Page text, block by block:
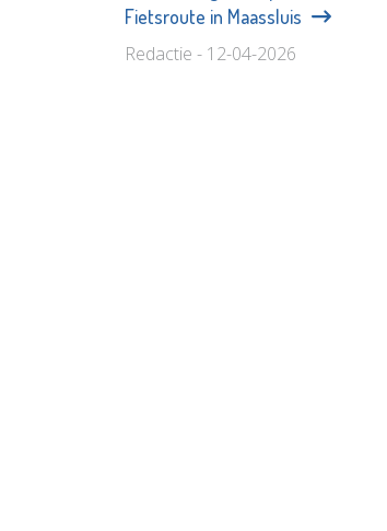
Fietsroute in Maassluis
Redactie - 12-04-2026